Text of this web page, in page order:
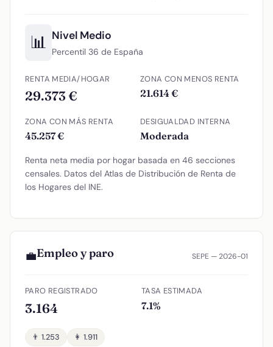
📊 Nivel Medio
Percentil 36 de España
RENTA MEDIA/HOGAR
29.373 €
ZONA CON MENOS RENTA
21.614 €
ZONA CON MÁS RENTA
45.257 €
DESIGUALDAD INTERNA
Moderada
Renta neta media por hogar basada en 46 secciones
censales. Datos del Atlas de Distribución de Renta de
los Hogares del INE.
💼Empleo y paro SEPE — 2026-01
PARO REGISTRADO
3.164
TASA ESTIMADA
7.1%
👨 1.253 👩 1.911